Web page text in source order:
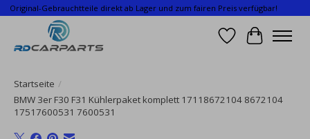
Original-Gebrauchtteile direkt ab Lager und zum fairen Preis verfügbar!
Wunschzettel
Ihr
Startseite /
BMW 3er F30 F31 Kühlerpaket komplett 17118672104 8672104
17517600531 7600531